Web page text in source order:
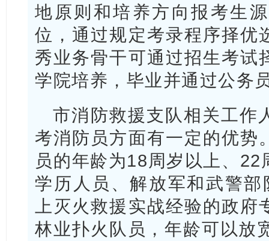
地原则和培养方向报考生
位，通过规定考录程序择优
秀业务骨干可通过招生考试
学院培养，毕业并通过公务
市消防救援支队相关工作
考消防员方面有一定的优势
员的年龄为18周岁以上、
学历人员、解放军和武警
上灭火救援实战经验的政
林业扑火队员，年龄可以放